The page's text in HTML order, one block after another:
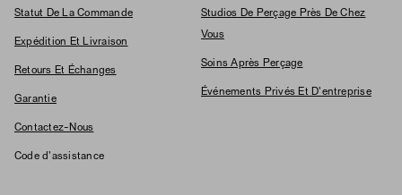
Statut De La Commande
Expédition Et Livraison
Retours Et Échanges
Garantie
Contactez-Nous
Code d'assistance
Studios De Perçage Près De Chez
Vous
Soins Après Perçage
Événements Privés Et D'entreprise